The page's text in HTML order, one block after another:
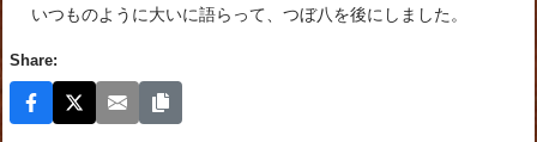
いつものように大いに語らって、つぼ八を後にしました。
Share: